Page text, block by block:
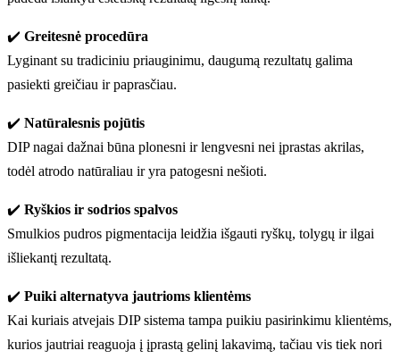
✔️ Greitesnė procedūra
Lyginant su tradiciniu priauginimu, daugumą rezultatų galima
pasiekti greičiau ir paprasčiau.
✔️ Natūralesnis pojūtis
DIP nagai dažnai būna plonesni ir lengvesni nei įprastas akrilas,
todėl atrodo natūraliau ir yra patogesni nešioti.
✔️ Ryškios ir sodrios spalvos
Smulkios pudros pigmentacija leidžia išgauti ryškų, tolygų ir ilgai
išliekantį rezultatą.
✔️ Puiki alternatyva jautrioms klientėms
Kai kuriais atvejais DIP sistema tampa puikiu pasirinkimu klientėms,
kurios jautriai reaguoja į įprastą gelinį lakavimą, tačiau vis tiek nori